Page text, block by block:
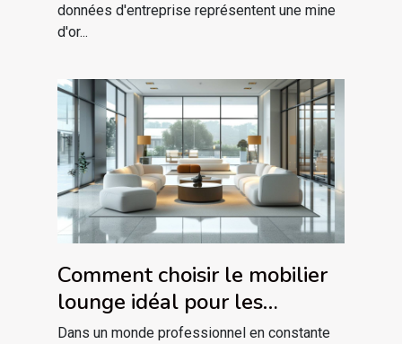
données d'entreprise représentent une mine
d'or...
Comment choisir le mobilier
lounge idéal pour les
espaces professionnels
Dans un monde professionnel en constante